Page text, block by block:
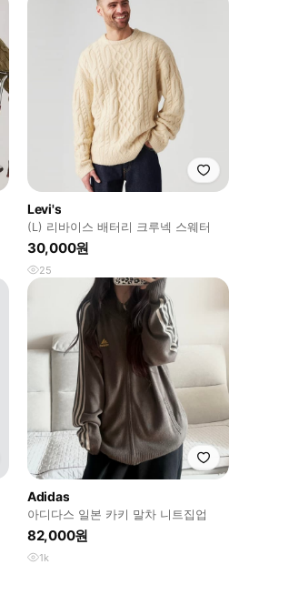
Levi's
(L) 리바이스 배터리 크루넥 스웨터
30,000원
25
Adidas
아디다스 일본 카키 말차 니트집업
82,000원
1k